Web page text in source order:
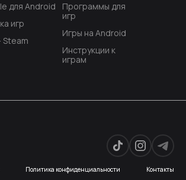
для Android
игр
Steam
Программы для
игр
Игры на Android
Инструкции к
играм
Политика конфиденциальности Контакты